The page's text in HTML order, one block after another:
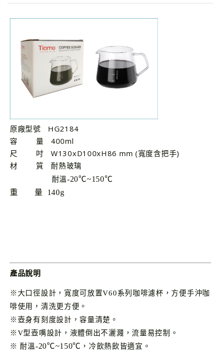
原廠型號 HG2184
容 量 400ml
尺 吋 W130xD100xH86 mm (寬度含把手)
材 質耐熱玻璃
耐溫-20℃~150℃
重 量 140g
產品說明
※大口徑設計 ， 寬度可放置V60系列咖啡濾杯，方便手沖咖
啡使用
，清洗更方便。
※壺身有刻度設計 ，容量清楚。
※V型壺嘴設計 ， 液體倒出不灑濺 ，流量易控制
。
※ 耐溫-20℃~150℃ ， 冷飲熱飲皆適宜 。